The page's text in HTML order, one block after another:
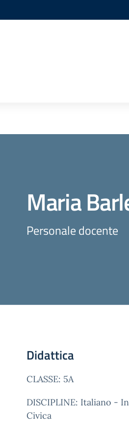
Maria
Personale docente
Didattica
CLASSE: 5A
DISCIPLINE: Italiano -
Civica